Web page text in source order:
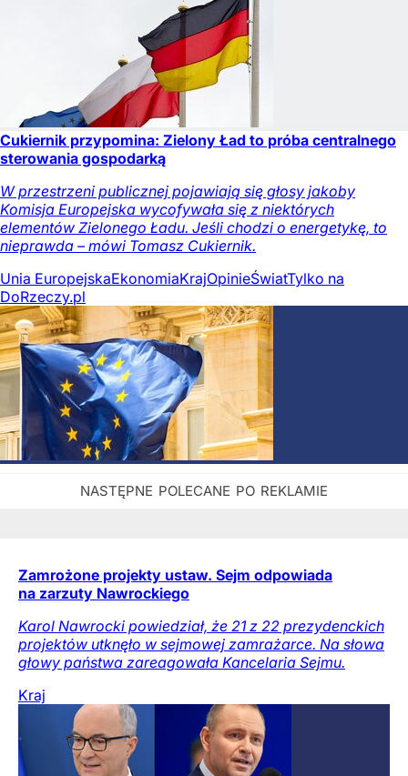
Cukiernik przypomina: Zielony Ład to próba centralnego
sterowania gospodarką
W przestrzeni publicznej pojawiają się głosy jakoby
Komisja Europejska wycofywała się z niektórych
elementów Zielonego Ładu. Jeśli chodzi o energetykę, to
nieprawda – mówi Tomasz Cukiernik.
Unia EuropejskaEkonomiaKrajOpinieŚwiatTylko na
DoRzeczy.pl
Zamrożone projekty ustaw. Sejm odpowiada
na zarzuty Nawrockiego
Karol Nawrocki powiedział, że 21 z 22 prezydenckich
projektów utknęło w sejmowej zamrażarce. Na słowa
głowy państwa zareagowała Kancelaria Sejmu.
Kraj